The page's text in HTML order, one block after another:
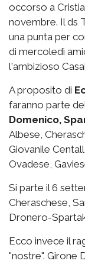
occorso a
novembre. Il ds
una punta per
di mercoledì
l'ambizioso
A proposito di
faranno parte
Domenico,
Albese,
Giovanile
Ovadese,
Si parte il 6
Cheraschese,
Dronero-
Ecco invece il
"nostre". Girone